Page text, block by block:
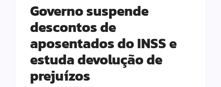
Governo suspende
descontos de
aposentados do INSS e
estuda devolução de
prejuízos